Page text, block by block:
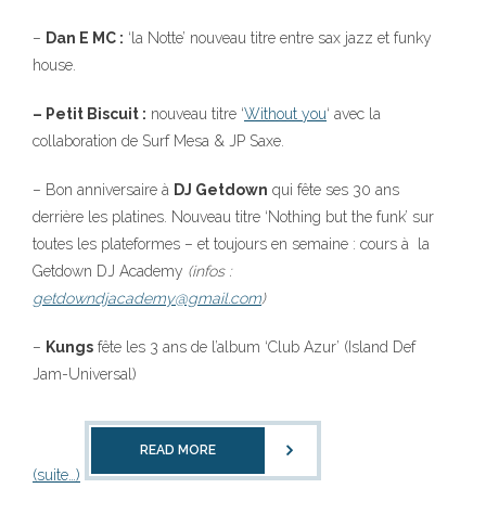
– Dan E MC : ‘la Notte’ nouveau titre entre sax jazz et funky
house.
– Petit Biscuit : nouveau titre ‘Without you‘ avec la
collaboration de Surf Mesa & JP Saxe.
– Bon anniversaire à DJ Getdown qui fête ses 30 ans
derrière les platines. Nouveau titre ‘Nothing but the funk’ sur
toutes les plateformes – et toujours en semaine : cours à la
Getdown DJ Academy (infos :
getdowndjacademy@gmail.com)
– Kungs fête les 3 ans de l’album ‘Club Azur’ (Island Def
Jam-Universal)
(suite…)
READ MORE